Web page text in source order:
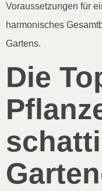
Voraussetzungen für
harmonisches
Gartens.
Die